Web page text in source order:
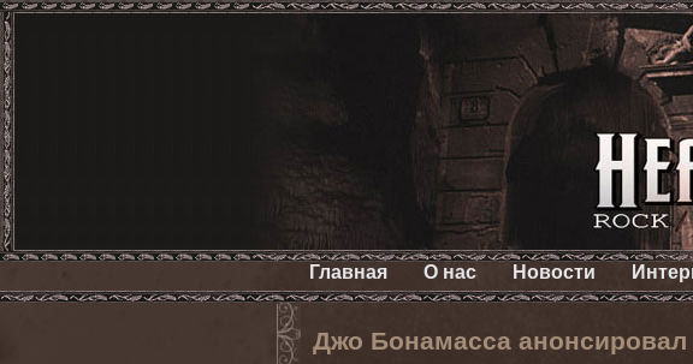
Главная О нас Новости
Джо Бонамасса анонсировал